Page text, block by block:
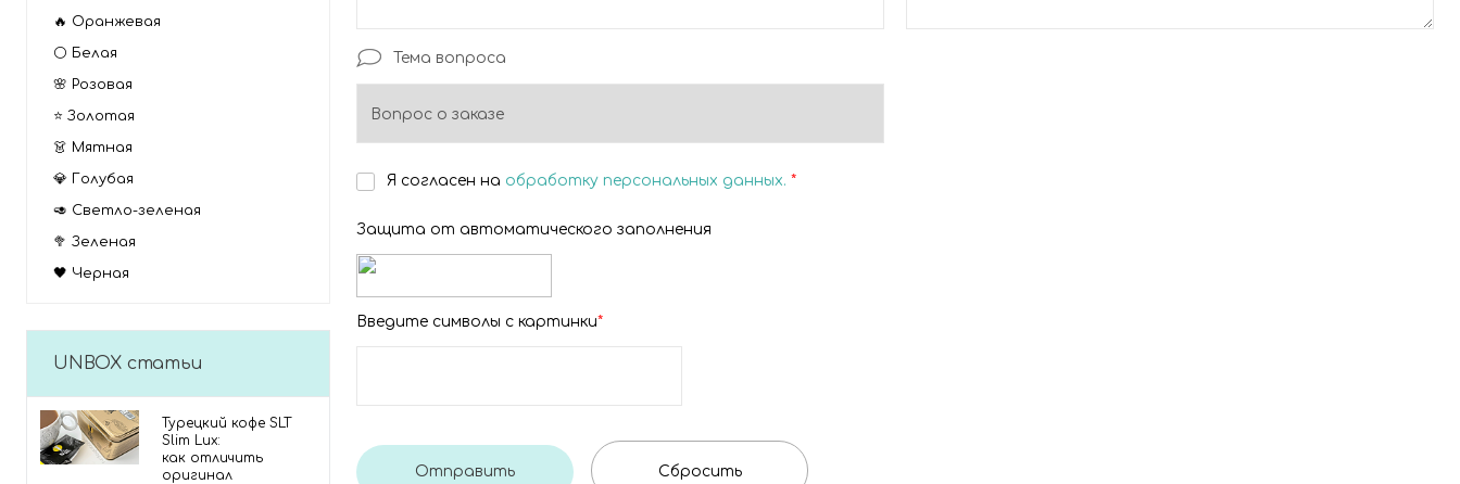
🔥 Оранжевая
⚪ Белая
🌸 Розовая
⭐ Золотая
👗 Мятная
💎 Голубая
🥑 Светло-зеленая
🥦 Зеленая
🖤 Черная
UNBOX статьи
Турецкий кофе SLT
Slim Lux:
как отличить
оригинал
Тема вопроса
Я согласен на обработку персональных данных. *
Защита от автоматического заполнения
Введите символы с картинки*